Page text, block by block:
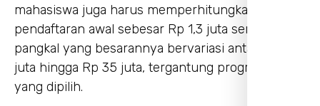
mahasiswa juga harus memperhitungkan biaya
pendaftaran awal sebesar Rp 1,3 juta serta uang
pangkal yang besarannya bervariasi antara Rp 6
juta hingga Rp 35 juta, tergantung program studi
yang dipilih.